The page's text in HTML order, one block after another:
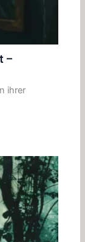
–
ihrer